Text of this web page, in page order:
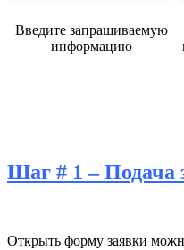
Введите запрашиваемую
информацию
Шаг # 1 – Подача
Открыть форму заявки